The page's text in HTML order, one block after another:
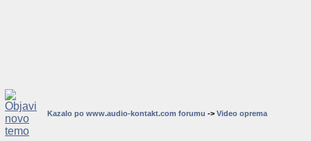
Kazalo po www.audio-kontakt.com forumu -> Video oprema